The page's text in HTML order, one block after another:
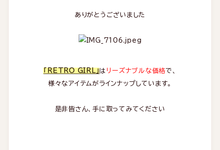
ありがとうございました
「RETRO GIRL」 は リーズナブルな価格で、
様々なアイテムがラインナップしています。
是非皆さん、手に取ってみてください